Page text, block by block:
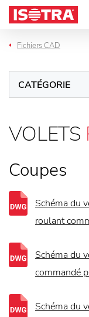
Passer au contenu
Fichiers CAD
CATÉGORIE
VOLETS
Coupes
Schéma du
roulant
Schéma du
commandé
Schéma du